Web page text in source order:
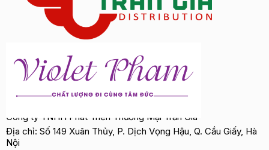
VIOLET PHAM – CHẤT LƯỢNG ĐI CÙNG TÂM
Công ty TNHH Phát Triển Thương Mại Trần Gia
Địa chỉ: Số 149 Xuân Thủy, P. Dịch Vọng Hậu, Q. Cầu Giấy, Hà
Nội